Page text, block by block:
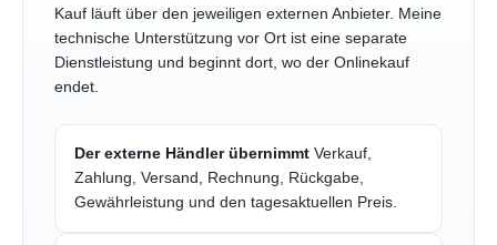
Kauf läuft über den jeweiligen externen Anbieter. Meine
technische Unterstützung vor Ort ist eine separate
Dienstleistung und beginnt dort, wo der Onlinekauf
endet.
Der externe Händler übernimmt Verkauf,
Zahlung, Versand, Rechnung, Rückgabe,
Gewährleistung und den tagesaktuellen Preis.